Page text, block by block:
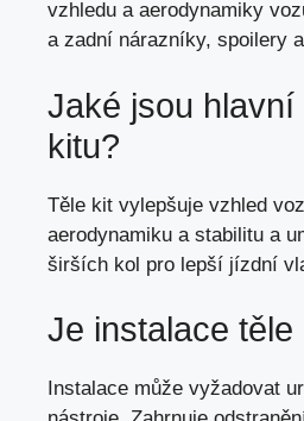
vzhledu a aerodynamiky
a zadní nárazníky, spoilery
Jaké jsou
kitu?
Těle kit vylepšuje vzhled
aerodynamiku a stabilitu a
širších kol pro lepší jízdní
Je instalace těle
Instalace může vyžadovat